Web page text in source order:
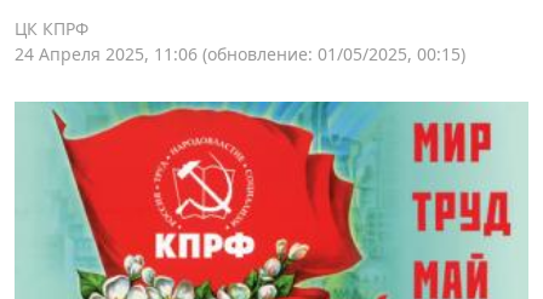
ЦК КПРФ
24 Апреля 2025, 11:06 (обновление: 01/05/2025, 00:15)